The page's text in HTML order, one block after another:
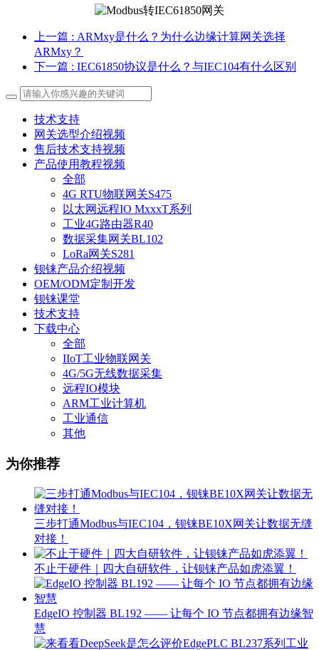
上一篇 : ARMxy是什么？为什么边缘计算网关选择
ARMxy？
下一篇 : IEC61850协议是什么？与IEC104有什么区别
技术支持
网关选型介绍视频
售后技术支持视频
产品使用教程视频
全部
4G RTU物联网关S475
以太网远程IO MxxxT系列
工业4G路由器R40
数据采集网关BL102
LoRa网关S281
钡铼产品介绍视频
OEM/ODM定制开发
钡铼课堂
技术支持
下载中心
全部
IIoT工业物联网关
4G/5G无线数据采集
远程IO模块
ARM工业计算机
工业通信
其他
为你推荐
三步打通Modbus与IEC104，钡铼BE10X网关让数据无缝
对接！
不止于硬件｜四大自研软件，让钡铼产品如虎添翼！
EdgeIO 控制器 BL192 —— 让每个 IO 节点都拥有边缘智
慧